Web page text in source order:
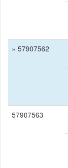
» 57907562
57907563